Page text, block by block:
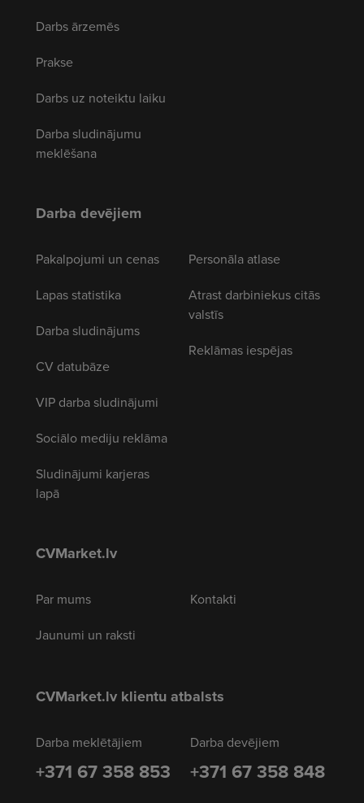
Darbs ārzemēs
Prakse
Darbs uz noteiktu laiku
Darba sludinājumu
meklēšana
Darba devējiem
Pakalpojumi un cenas
Lapas statistika
Darba sludinājums
CV datubāze
VIP darba sludinājumi
Sociālo mediju reklāma
Sludinājumi karjeras
lapā
Personāla atlase
Atrast darbiniekus citās
valstīs
Reklāmas iespējas
CVMarket.lv
Par mums
Jaunumi un raksti
Kontakti
CVMarket.lv klientu atbalsts
Darba meklētājiem
+371 67 358 853
Darba devējiem
+371 67 358 848